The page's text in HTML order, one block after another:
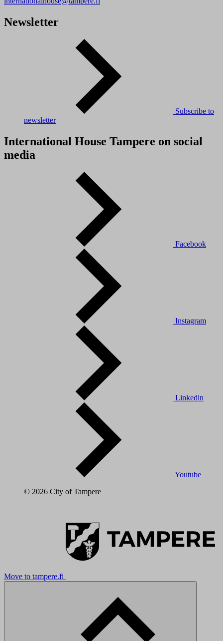
Newsletter
Subscribe to
newsletter
International House Tampere on social
media
Facebook
Instagram
Linkedin
Youtube
© 2026 City of Tampere
Move to tampere.fi